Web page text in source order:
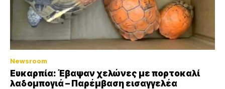
Newsroom
Ευκαρπία: Έβαψαν χελώνες με πορτοκαλί
λαδομπογιά – Παρέμβαση εισαγγελέα